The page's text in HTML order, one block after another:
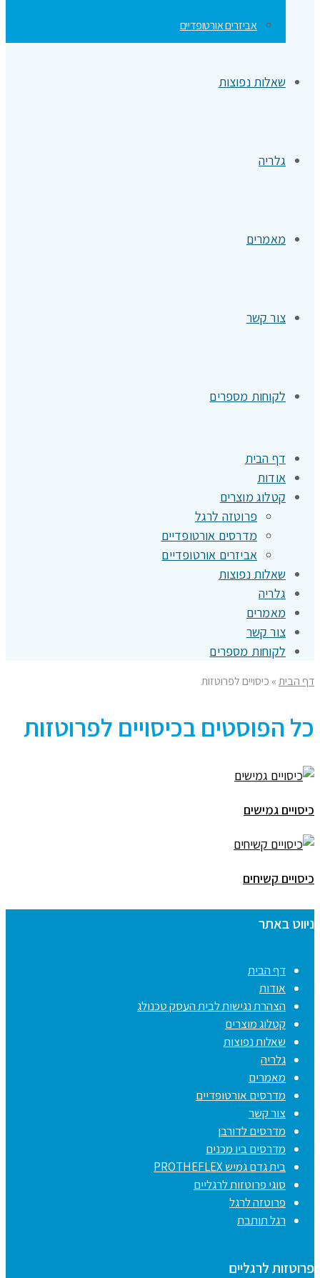
אביזרים אורטופדיים
שאלות נפוצות
גלריה
מאמרים
צור קשר
לקוחות מספרים
דף הבית
אודות
קטלוג מוצרים
פרוטזה לרגל
מדרסים אורטופדיים
אביזרים אורטופדיים
שאלות נפוצות
גלריה
מאמרים
צור קשר
לקוחות מספרים
דף הבית» כיסויים לפרוטזות
כל הפוסטים בכיסויים לפרוטזות
כיסויים גמישים
כיסויים קשיחים
ניווט באתר
דף הבית
אודות
הצהרת נגישות לבית העסק טכנולג
קטלוג מוצרים
שאלות נפוצות
גלריה
מאמרים
מדרסים אורטופדיים
צור קשר
מדרסים לדורבן
מדרסים ביו מכנים
בית גדם גמיש PROTHEFLEX
סוגי פרוטזות לרגליים
פרוטזה לרגל
רגל תותבת
פרוטזות לרגליים